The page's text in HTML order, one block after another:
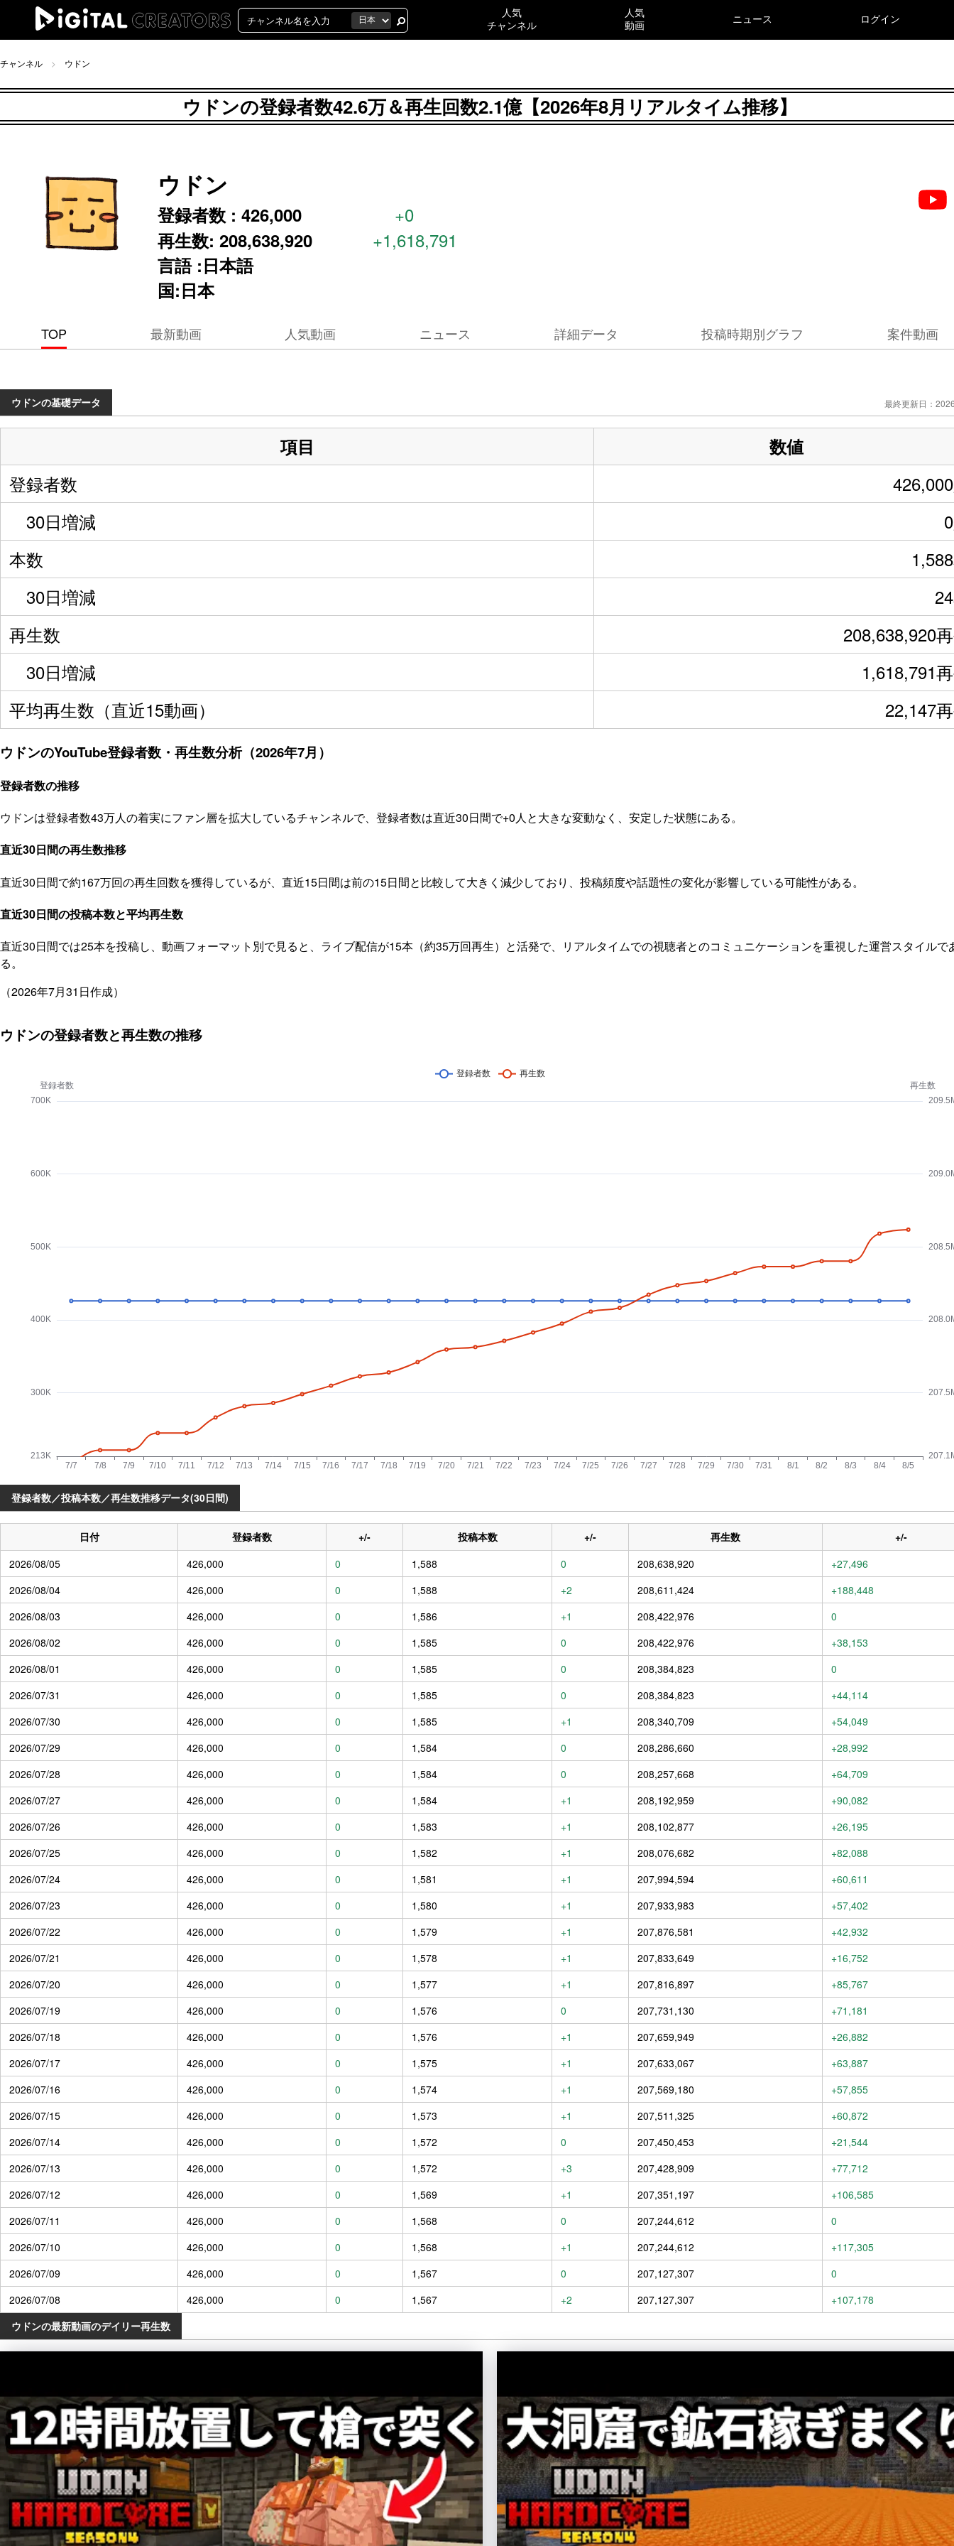
人気
チャンネル
人気
動画
ニュース ログイン
チャンネル ウドン
ウドンの登録者数42.6万＆再生回数2.1億【2026年8月リアルタイム推移】
ウドン
登録者数 : 426,000 +0
再生数: 208,638,920 +1,618,791
言語 :日本語
国:日本
TOP 最新動画 人気動画 ニュース 詳細データ 投稿時期別グラフ 案件動画
ウドンの基礎データ 最終更新日：
項目 数値
登録者数
30日増減
本数
30日増減
再生数
208,638,920
30日増減
1,618,791
平均再生数（直近15動画）
22,147
ウドンのYouTube登録者数・再生数分析（2026年7月）
登録者数の推移
ウドンは登録者数43万人の着実にファン層を拡大しているチャンネルで、登録者数は直近30日間で+0人と大きな変動なく、安定した状態にある。
直近30日間の再生数推移
直近30日間で約167万回の再生回数を獲得しているが、直近15日間は前の15日間と比較して大きく減少しており、投稿頻度や話題性の変化が影響している可能性がある。
直近30日間の投稿本数と平均再生数
直近30日間では25本を投稿し、動画フォーマット別で見ると、ライブ配信が15本（約35万回再生）と活発で、リアルタイムでの視聴者とのコミュニケーションを重視した運営スタイルで
る。
（2026年7月31日作成）
ウドンの登録者数と再生数の推移
登録者数／投稿本数／再生数推移データ(30日間)
日付 登録者数 +/- 投稿本数 +/- 再生数
+/-
2026/08/05
426,000 0 1,588 0 208,638,920
+27,496
2026/08/04
426,000 0 1,588 +2 208,611,424
+188,448
2026/08/03
426,000 0 1,586 +1 208,422,976
0
2026/08/02
426,000 0 1,585 0 208,422,976
+38,153
2026/08/01
426,000 0 1,585 0 208,384,823
0
2026/07/31
426,000 0 1,585 0 208,384,823
+44,114
2026/07/30
426,000 0 1,585 +1 208,340,709
+54,049
2026/07/29
426,000 0 1,584 0 208,286,660
+28,992
2026/07/28
426,000 0 1,584 0 208,257,668
+64,709
2026/07/27
426,000 0 1,584 +1 208,192,959
+90,082
2026/07/26
426,000 0 1,583 +1 208,102,877
+26,195
2026/07/25
426,000 0 1,582 +1 208,076,682
+82,088
2026/07/24
426,000 0 1,581 +1 207,994,594
+60,611
2026/07/23
426,000 0 1,580 +1 207,933,983
+57,402
2026/07/22
426,000 0 1,579 +1 207,876,581
+42,932
2026/07/21
426,000 0 1,578 +1 207,833,649
+16,752
2026/07/20
426,000 0 1,577 +1 207,816,897
+85,767
2026/07/19
426,000 0 1,576 0 207,731,130
+71,181
2026/07/18
426,000 0 1,576 +1 207,659,949
+26,882
2026/07/17
426,000 0 1,575 +1 207,633,067
+63,887
2026/07/16
426,000 0 1,574 +1 207,569,180
+57,855
2026/07/15
426,000 0 1,573 +1 207,511,325
+60,872
2026/07/14
426,000 0 1,572 0 207,450,453
+21,544
2026/07/13
426,000 0 1,572 +3 207,428,909
+77,712
2026/07/12
426,000 0 1,569 +1 207,351,197
+106,585
2026/07/11
426,000 0 1,568 0 207,244,612
0
2026/07/10
426,000 0 1,568 +1 207,244,612
+117,305
2026/07/09
426,000 0 1,567 0 207,127,307
0
2026/07/08
426,000 0 1,567 +2 207,127,307
+107,178
ウドンの最新動画のデイリー再生数